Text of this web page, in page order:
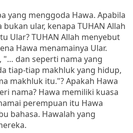
yang menggoda Hawa. Apabila
ular, kenapa TUHAN Allah
Ular? TUHAN Allah menyebut
Hawa menamainya Ular.
"… dan seperti nama yang
tiap-tiap makhluk yang hidup,
makhluk itu."? Apakah Hawa
nama? Hawa memiliki kuasa
perempuan itu Hawa
bahasa. Hawalah yang